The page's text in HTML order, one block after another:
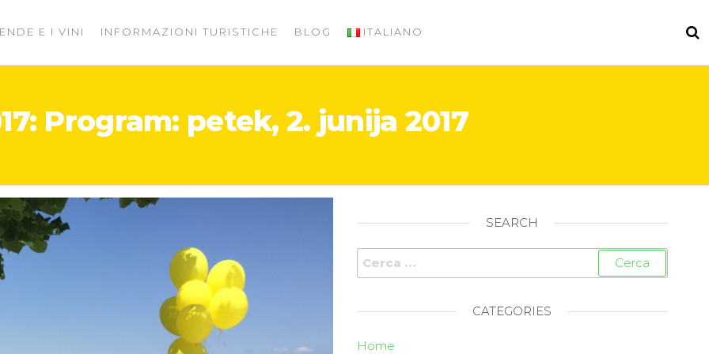
E I VINI INFORMAZIONI TURISTICHE BLOG ITALIANO
Program: petek, 2. junija 2017
SEARCH
CATEGORIES
Home